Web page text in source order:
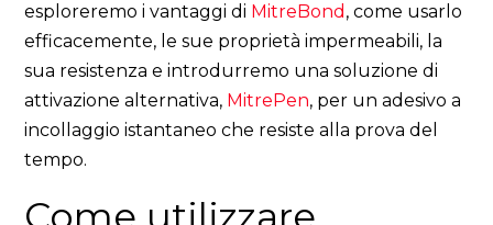
esploreremo i vantaggi di MitreBond , come usarlo
efficacemente, le sue proprietà impermeabili, la
sua resistenza e introdurremo una soluzione di
attivazione alternativa, MitrePen, per un adesivo a
incollaggio istantaneo che resiste alla prova del
tempo.